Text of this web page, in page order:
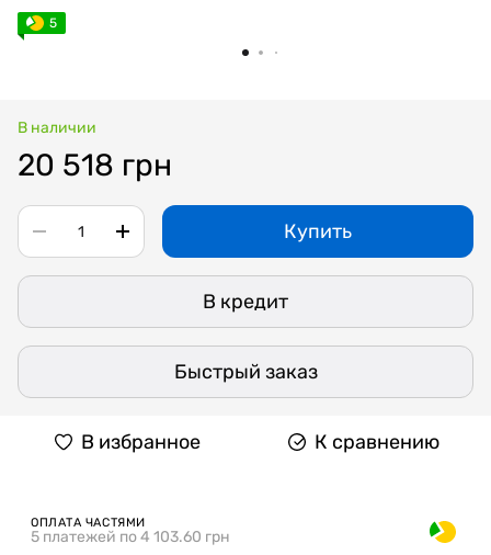
5
В наличии
20 518 грн
Купить
В кредит
Быстрый заказ
В избранное К сравнению
ОПЛАТА ЧАСТЯМИ
5 платежей по 4 103.60 грн